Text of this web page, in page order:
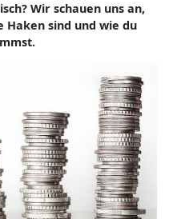
Wir schauen uns an,
Haken sind und wie du